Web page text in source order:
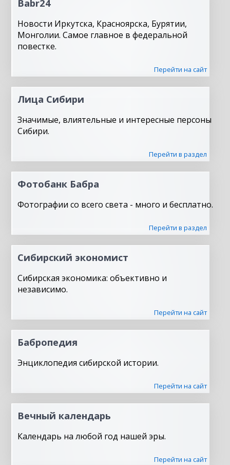
Babr24
Новости Иркутска, Красноярска, Бурятии,
Монголии. Самое главное в федеральной
повестке.
Перейти на сайт
Лица Сибири
Значимые, влиятельные и интересные персоны
Сибири.
Перейти в раздел
Фотобанк Бабра
Фотографии со всего света - много и бесплатно.
Перейти в раздел
Сибирский экономист
Сибирская экономика: объективно и
независимо.
Перейти на сайт
Бабропедия
Энциклопедия сибирской истории.
Перейти на сайт
Вечный календарь
Календарь на любой год нашей эры.
Перейти на сайт